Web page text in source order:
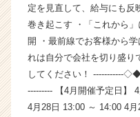
キ
ャ
リ
ア
e
e
定を見直して、給与にも反
巻き起こす ・「これから
開 ・最前線でお客様から
れは自分で会社を切り盛り
してください！ -----------
--------- 【4月開催予定日】
4月28日 13:00 ～ 14:00 4